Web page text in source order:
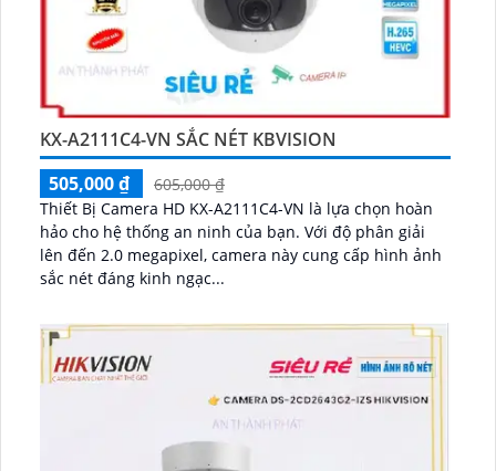
KX-A2111C4-VN SẮC NÉT KBVISION
505,000 ₫
605,000 ₫
Thiết Bị Camera HD KX-A2111C4-VN là lựa chọn hoàn
hảo cho hệ thống an ninh của bạn. Với độ phân giải
lên đến 2.0 megapixel, camera này cung cấp hình ảnh
sắc nét đáng kinh ngạc...